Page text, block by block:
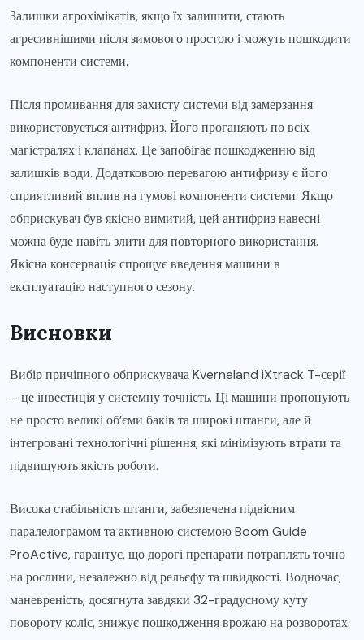
Залишки агрохімікатів, якщо їх залишити, стають
агресивнішими після зимового простою і можуть пошкодити
компоненти системи.
Після промивання для захисту системи від замерзання
використовується антифриз. Його проганяють по всіх
магістралях і клапанах. Це запобігає пошкодженню від
залишків води. Додатковою перевагою антифризу є його
сприятливий вплив на гумові компоненти системи. Якщо
обприскувач був якісно вимитий, цей антифриз навесні
можна буде навіть злити для повторного використання.
Якісна консервація спрощує введення машини в
експлуатацію наступного сезону.
Висновки
Вибір причіпного обприскувача Kverneland iXtrack T-серії
– це інвестиція у системну точність. Ці машини пропонують
не просто великі об’єми баків та широкі штанги, але й
інтегровані технологічні рішення, які мінімізують втрати та
підвищують якість роботи.
Висока стабільність штанги, забезпечена підвісним
паралелограмом та активною системою Boom Guide
ProActive, гарантує, що дорогі препарати потраплять точно
на рослини, незалежно від рельєфу та швидкості. Водночас,
маневреність, досягнута завдяки 32-градусному куту
повороту коліс, знижує пошкодження врожаю на розворотах.